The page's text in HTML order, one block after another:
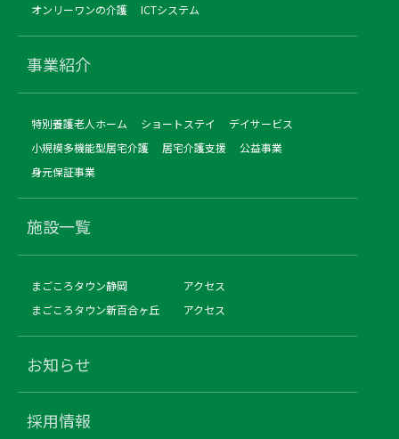
オンリーワンの介護 ICTシステム
事業紹介
特別養護老人ホーム ショートステイ
デイサービス
小規模多機能型居宅介護
居宅介護支援
公益事業
身元保証事業
施設一覧
まごころタウン静岡
アクセス
まごころタウン新百合ヶ丘
アクセス
お知らせ
採用情報